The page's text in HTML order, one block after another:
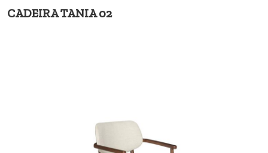
CADEIRA TANIA 02